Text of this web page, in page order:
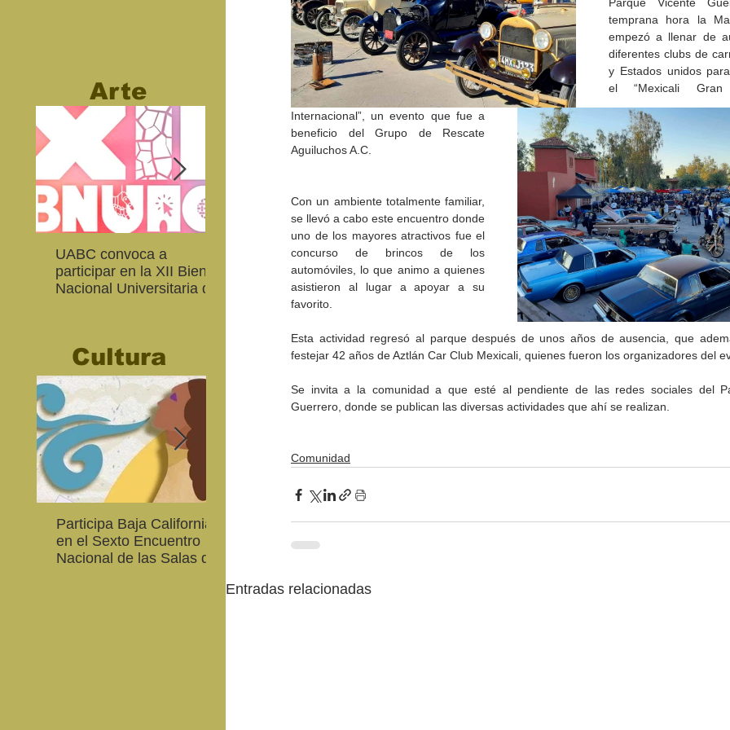
temprana hora la
empezó a llenar de
diferentes clubs de
y Estados unidos
el “Mexicali
Internacional”, un evento que fue a
beneficio del Grupo de Rescate
Aguiluchos A.C.
Con un ambiente totalmente familiar,
se llevó a cabo este encuentro donde
uno de los mayores atractivos fue el
concurso de brincos de los
automóviles, lo que animo a quienes
asistieron al lugar a apoyar a su
favorito.
Esta actividad regresó al parque después de unos años de ausencia, que
festejar 42 años de Aztlán Car Club Mexicali, quienes fueron los organizadores del
Se invita a la comunidad a que esté al pendiente de las redes sociales del
Guerrero, donde se publican las diversas actividades que ahí se realizan.
Comunidad
Entradas relacionadas
Arte
UABC convoca a
participar en la XII Bienal
Nacional Universitaria de
Abierta convocatoria de la
XIV Bienal de Fotografía
de Baja California
CETYS prepara la edición
2026 de la Feria de Arte
Internacional 'Sinergia'
Presenta Heras 'Una de
tantas'
Cultura
Participa Baja California
en el Sexto Encuentro
Nacional de las Salas de
Cultura BC invita a
integrarse a la Red
Gobierno de Baja
Cristina Rivera Garza